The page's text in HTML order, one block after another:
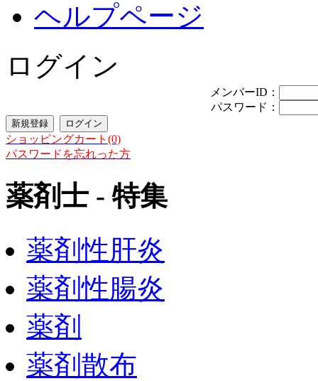
ヘルプページ
ログイン
メンバーID：
パスワード：
ショッピングカート(0)
パスワードを忘れった方
薬剤士 - 特集
薬剤性肝炎
薬剤性腸炎
薬剤
薬剤散布